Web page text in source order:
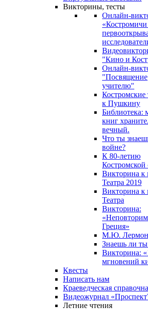
Викторины, тесты
Онлайн-
"Кино и
Онлайн-
"Посвящение
учителю"
к Пушкину
Библиотека:
книг
вечный.
Что ты
войне?
К 80-летию
Костромской
Викторина к
Театра 2019
Викторина к
Театра
Викторина:
Греция»
М.Ю.
Знаешь ли
Викторина:
мгновений
Квесты
Написать нам
Краеведческая
Видеожурнал
Летние чтения